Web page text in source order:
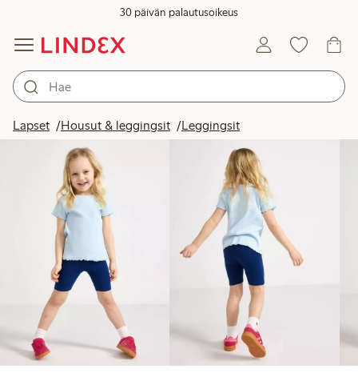
30 päivän palautusoikeus
Lapset Housut & leggingsit LeggingsitTuotteet kuvassa